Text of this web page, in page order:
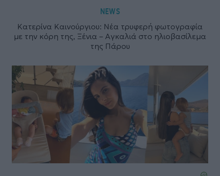
NEWS
Κατερίνα Καινούργιου: Νέα τρυφερή φωτογραφία
με την κόρη της, Ξένια – Αγκαλιά στο ηλιοβασίλεμα
της Πάρου